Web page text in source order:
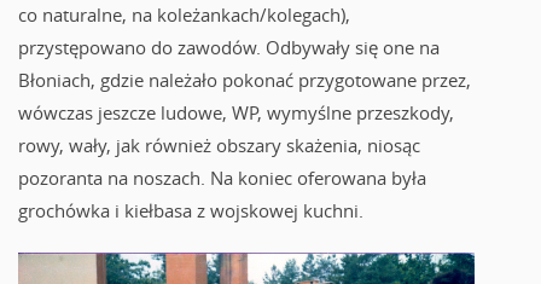
co naturalne, na koleżankach/kolegach),
przystępowano do zawodów. Odbywały się one na
Błoniach, gdzie należało pokonać przygotowane przez,
wówczas jeszcze ludowe, WP, wymyślne przeszkody,
rowy, wały, jak również obszary skażenia, niosąc
pozoranta na noszach. Na koniec oferowana była
grochówka i kiełbasa z wojskowej kuchni.